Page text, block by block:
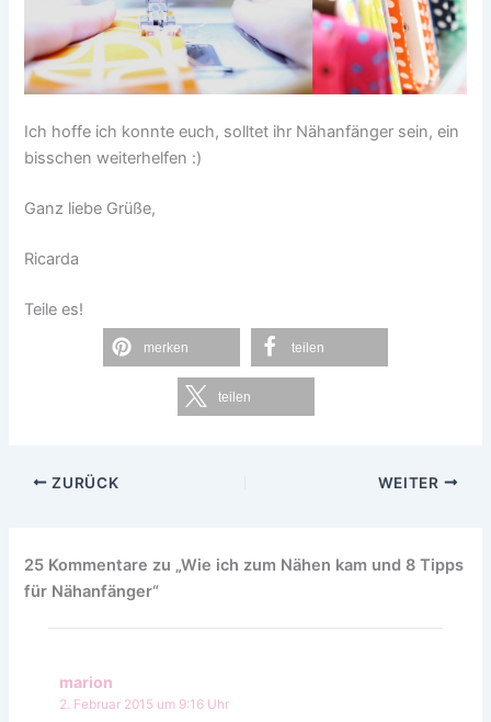
Ich hoffe ich konnte euch, solltet ihr Nähanfänger sein, ein
bisschen weiterhelfen :)
Ganz liebe Grüße,
Ricarda
Teile es!
merken teilen
teilen
ZURÜCK WEITER
25 Kommentare zu „Wie ich zum Nähen kam und 8 Tipps
für Nähanfänger“
marion
2. Februar 2015 um 9:16 Uhr